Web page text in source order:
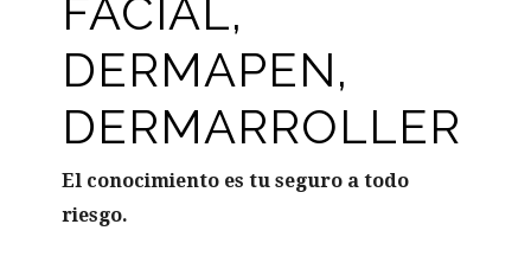
FACIAL,
DERMAPEN,
DERMARROLLER
El conocimiento es tu seguro a todo
riesgo.